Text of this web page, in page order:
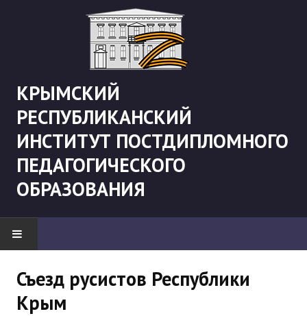
КРЫМСКИЙ
РЕСПУБЛИКАНСКИЙ
ИНСТИТУТ ПОСТДИПЛОМНОГО
ПЕДАГОГИЧЕСКОГО
ОБРАЗОВАНИЯ
"Боевая" русистика
Съезд русистов Республики
Крым